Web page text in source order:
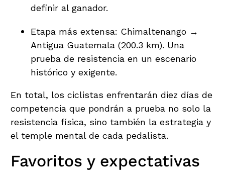
definir al ganador.
Etapa más extensa: Chimaltenango →
Antigua Guatemala (200.3 km). Una
prueba de resistencia en un escenario
histórico y exigente.
En total, los ciclistas enfrentarán diez días de
competencia que pondrán a prueba no solo la
resistencia física, sino también la estrategia y
el temple mental de cada pedalista.
Favoritos y expectativas